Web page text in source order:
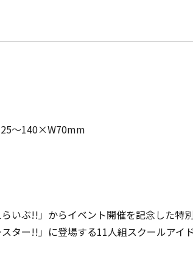
〜140×W70mm
いぶ!!」からイベント開催を記念した特
スター!!」に登場する11人組スクールア